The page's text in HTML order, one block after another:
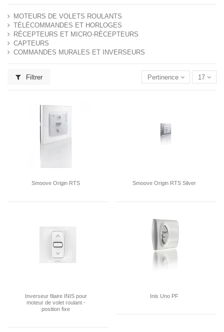
MOTEURS DE VOLETS ROULANTS
TÉLÉCOMMANDES ET HORLOGES
RÉCEPTEURS ET MICRO-RÉCEPTEURS
CAPTEURS
COMMANDES MURALES ET INVERSEURS
Filtrer Pertinence 17
Smoove Origin RTS Smoove Origin RTS Silver
Inverseur filaire INIS pour
moteur de volet roulant -
position fixe
Inis Uno PF